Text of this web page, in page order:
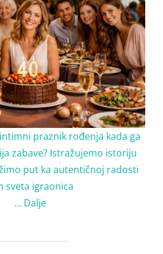
praznik rođenja kada ga
zabave? Istražujemo istoriju
put ka autentičnoj radosti
sveta igraonica
… Dalje